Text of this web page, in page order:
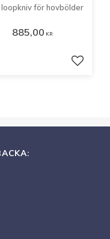
för hovbölder
885,00 KR
Lägg